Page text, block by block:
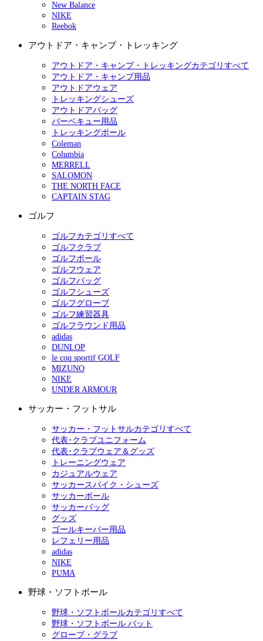
New Balance
NIKE
Reebok
アウトドア・キャンプ・トレッキング
アウトドア・キャンプ・トレッキングカテゴリすべて
アウトドア・キャンプ用品
アウトドアウェア
トレッキングシューズ
アウトドアバッグ
バーベキュー用品
トレッキングポール
Coleman
Columbia
MERRELL
SALOMON
THE NORTH FACE
CAPTAIN STAG
ゴルフ
ゴルフカテゴリすべて
ゴルフクラブ
ゴルフボール
ゴルフウェア
ゴルフバッグ
ゴルフシューズ
ゴルフグローブ
ゴルフ練習器具
ゴルフラウンド用品
adidas
DUNLOP
le coq sportif GOLF
MIZUNO
NIKE
UNDER ARMOUR
サッカー・フットサル
サッカー・フットサルカテゴリすべて
代表･クラブユニフォーム
代表･クラブウェア＆グッズ
トレーニングウェア
カジュアルウェア
サッカースパイク・シューズ
サッカーボール
サッカーバッグ
グッズ
ゴールキーパー用品
レフェリー用品
adidas
NIKE
PUMA
野球・ソフトボール
野球・ソフトボールカテゴリすべて
野球・ソフトボール バット
グローブ・グラブ